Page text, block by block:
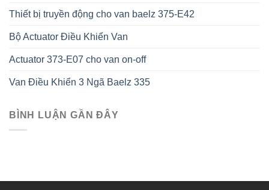
Thiết bị truyền động cho van baelz 375-E42
Bộ Actuator Điều Khiển Van
Actuator 373-E07 cho van on-off
Van Điều Khiển 3 Ngã Baelz 335
BÌNH LUẬN GẦN ĐÂY